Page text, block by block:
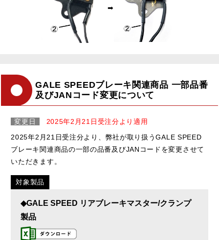
➡
GALE SPEEDブレーキ関連商品 一部品番
及びJANコード変更について
変更日
2025年2月21日受注分より適用
2025年2月21日受注分より、弊社が取り扱うGALE SPEED
ブレーキ関連商品の一部の品番及びJANコードを変更させて
いただきます。
対象製品
◆GALE SPEED リアブレーキマスター/クランプ
製品